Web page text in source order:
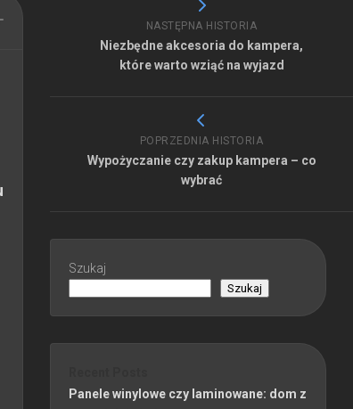
NASTĘPNA HISTORIA
Niezbędne akcesoria do kampera,
które warto wziąć na wyjazd
POPRZEDNIA HISTORIA
Wypożyczanie czy zakup kampera – co
wybrać
Szukaj
Szukaj
Panele winylowe czy laminowane: dom z